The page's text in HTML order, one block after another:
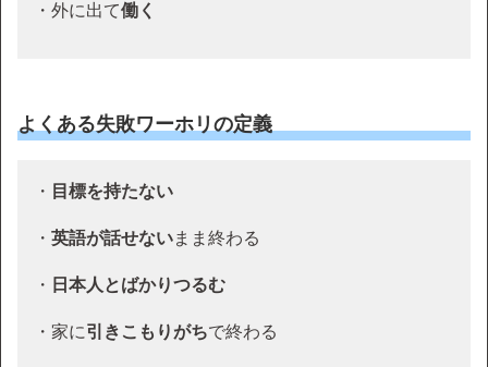
・外に出て働く
よくある失敗ワーホリの定義
・ 目標を持たない
・ 英語が話せないまま終わる
・ 日本人とばかりつるむ
・家に引きこもりがちで終わる